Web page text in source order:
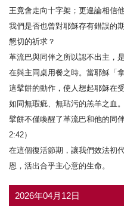
王竟會走向十字架；更遑論相信
我們是否也曾對耶穌存有錯誤的
懇切的祈求？
革流巴與同伴之所以認不出主，
在與主同桌用餐之時。當耶穌「
這擘餅的動作，使人想起耶穌在
如同無瑕疵、無玷污的羔羊之血
擘餅不僅喚醒了革流巴和他的同
2:42）
在這個復活節期，讓我們效法初
恩，活出合乎主心意的生命。
2026年04月12日